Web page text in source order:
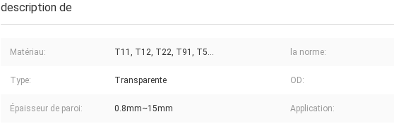
description de
Matériau: T11, T12, T22, T91, T5… la norme:
Type: Transparente OD:
Épaisseur de paroi: 0.8mm~15mm Application: